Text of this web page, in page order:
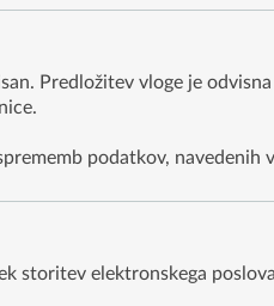
Predložitev vloge je
podatkov, navedenih
storitev elektronskega